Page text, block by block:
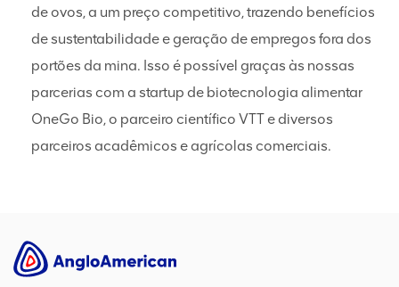
de ovos, a um preço competitivo, trazendo benefícios
de sustentabilidade e geração de empregos fora dos
portões da mina. Isso é possível graças às nossas
parcerias com a startup de biotecnologia alimentar
OneGo Bio, o parceiro científico VTT e diversos
parceiros acadêmicos e agrícolas comerciais.